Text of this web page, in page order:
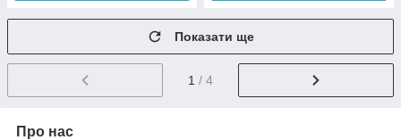
Показати ще
1 / 4
Про нас